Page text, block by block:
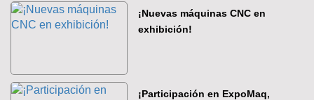
¡Nuevas máquinas CNC en
exhibición!
¡Participación en ExpoMaq,